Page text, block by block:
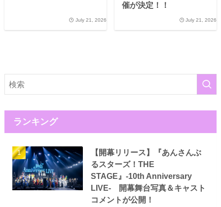
July 21, 2026
催が決定！！
July 21, 2026
ランキング
【開幕リリース】『あんさんぶ
るスターズ！THE
STAGE』-10th Anniversary
LIVE- 開幕舞台写真＆キャスト
コメントが公開！